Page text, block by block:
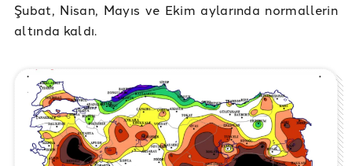
Şubat, Nisan, Mayıs ve Ekim aylarında normallerin
altında kaldı.